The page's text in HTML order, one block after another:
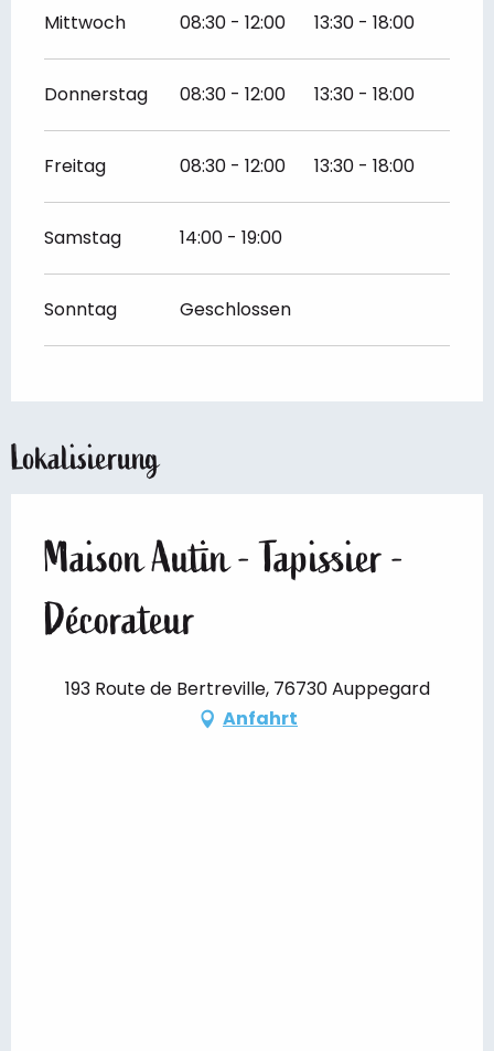
Mittwoch 08:30 - 12:00 13:30 - 18:00
Donnerstag 08:30 - 12:00 13:30 - 18:00
Freitag 08:30 - 12:00 13:30 - 18:00
Samstag 14:00 - 19:00
Sonntag Geschlossen
Lokalisierung
Maison Autin - Tapissier -
Décorateur
193 Route de Bertreville, 76730 Auppegard
Anfahrt